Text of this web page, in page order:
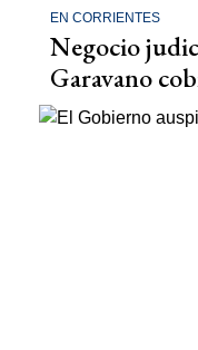
EN CORRIENTES
Negocio
Garavano